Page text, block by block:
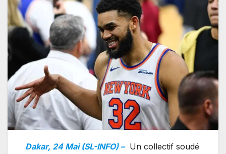
Dakar, 24 Mai (SL-INFO) – Un collectif soudé